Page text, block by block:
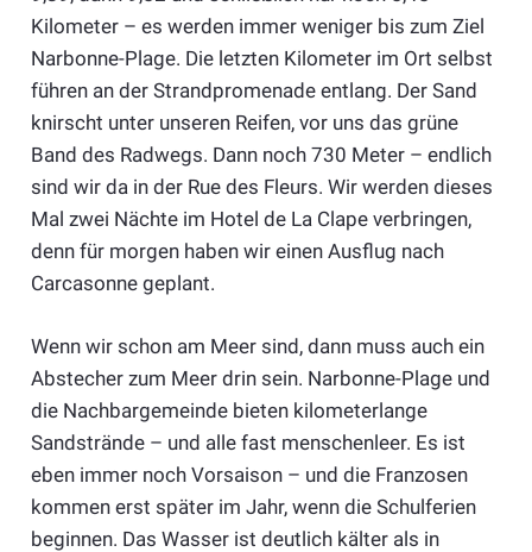
Kilometer – es werden immer weniger bis zum Ziel
Narbonne-Plage. Die letzten Kilometer im Ort selbst
führen an der Strandpromenade entlang. Der Sand
knirscht unter unseren Reifen, vor uns das grüne
Band des Radwegs. Dann noch 730 Meter – endlich
sind wir da in der Rue des Fleurs. Wir werden dieses
Mal zwei Nächte im Hotel de La Clape verbringen,
denn für morgen haben wir einen Ausflug nach
Carcasonne geplant.
Wenn wir schon am Meer sind, dann muss auch ein
Abstecher zum Meer drin sein. Narbonne-Plage und
die Nachbargemeinde bieten kilometerlange
Sandstrände – und alle fast menschenleer. Es ist
eben immer noch Vorsaison – und die Franzosen
kommen erst später im Jahr, wenn die Schulferien
beginnen. Das Wasser ist deutlich kälter als in